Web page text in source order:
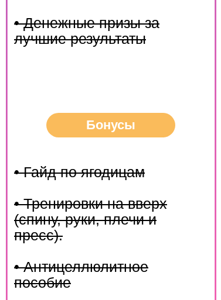
• Денежные призы за
лучшие результаты
• Гайд по ягодицам
• Тренировки на вверх
(спину, руки, плечи и
пресс).
• Антицеллюлитное
пособие
Бонусы